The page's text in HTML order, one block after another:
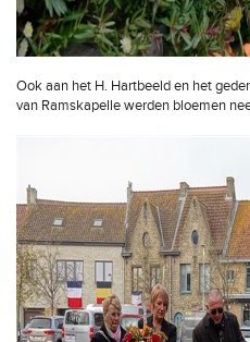
Ook aan het H. Hartbeeld en het
van Ramskapelle werden bloemen